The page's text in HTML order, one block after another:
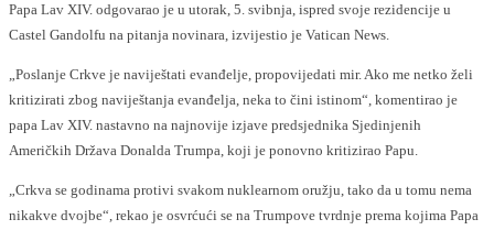
Papa Lav XIV. odgovarao je u utorak, 5. svibnja, ispred svoje rezidencije u
Castel Gandolfu na pitanja novinara, izvijestio je Vatican News.
„Poslanje Crkve je naviještati evanđelje, propovijedati mir. Ako me netko želi
kritizirati zbog naviještanja evanđelja, neka to čini istinom“, komentirao je
papa Lav XIV. nastavno na najnovije izjave predsjednika Sjedinjenih
Američkih Država Donalda Trumpa, koji je ponovno kritizirao Papu.
„Crkva se godinama protivi svakom nuklearnom oružju, tako da u tomu nema
nikakve dvojbe“, rekao je osvrćući se na Trumpove tvrdnje prema kojima Papa